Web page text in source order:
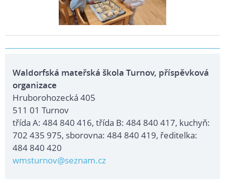
Waldorfská mateřská škola Turnov, příspěvková
organizace
Hruborohozecká 405
511 01 Turnov
třída A: 484 840 416, třída B: 484 840 417, kuchyň:
702 435 975, sborovna: 484 840 419, ředitelka:
484 840 420
wmsturnov@seznam.cz